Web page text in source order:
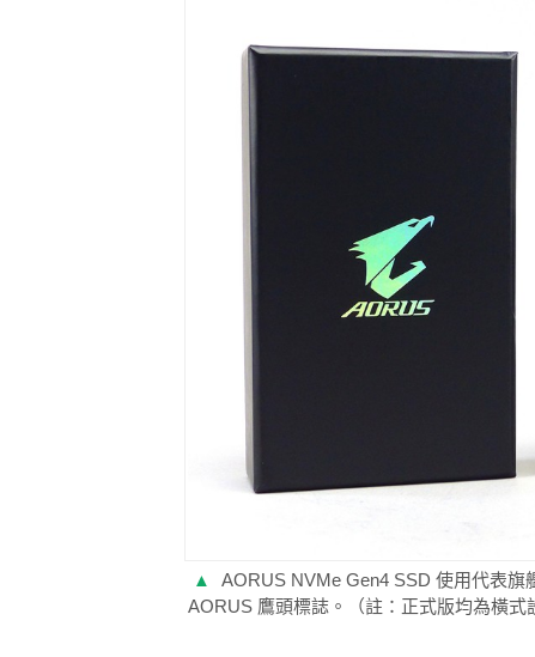
▲
AORUS NVMe Gen4 SSD 使用代表
AORUS 鷹頭標誌。（註：正式版均為橫式